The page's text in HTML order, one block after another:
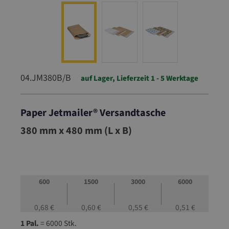
04.JM380B/B auf Lager, Lieferzeit 1 - 5 Werktage
Paper Jetmailer® Versandtasche
04.JM380B/B
380 mm x 480 mm (L x B)
600
0,68 €
1500
0,60 €
3000
0,55 €
6000
0,51 €
1 Pal.= 6000 Stk.